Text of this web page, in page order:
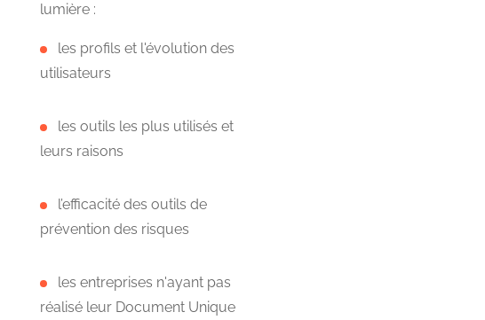
lumière :
les profils et l'évolution des
utilisateurs
les outils les plus utilisés et
leurs raisons
l’efficacité des outils de
prévention des risques
les entreprises n'ayant pas
réalisé leur Document Unique